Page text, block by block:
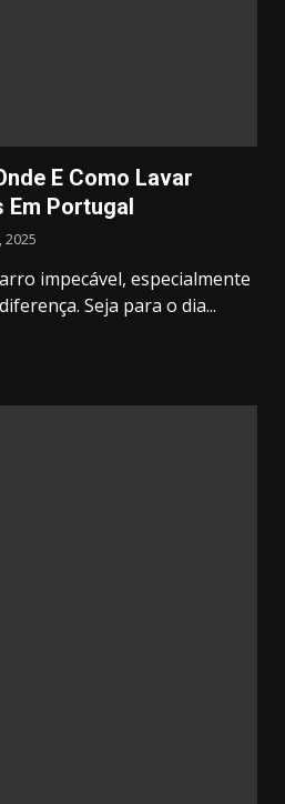
E Como Lavar
Em Portugal
2025
impecável, especialmente
Seja para o dia...